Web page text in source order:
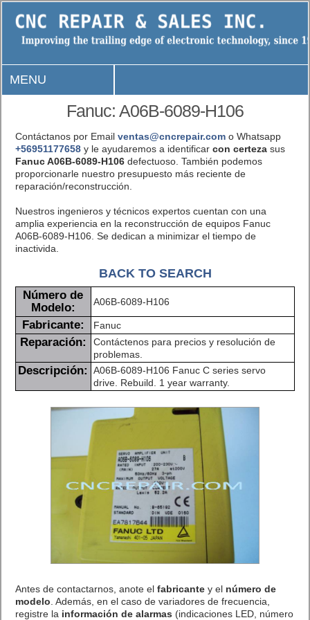
MENU
Fanuc: A06B-6089-H106
Contáctanos por Email ventas@cncrepair.como Whatsapp
+56951177658y le ayudaremos a identificar con certezasus
Fanuc A06B-6089-H106defectuoso. También podemos
proporcionarle nuestro presupuesto más reciente de
reparación/reconstrucción.
Nuestros ingenieros y técnicos expertos cuentan con una
amplia experiencia en la reconstrucción de equipos Fanuc
A06B-6089-H106. Se dedican a minimizar el tiempo de
inactivida.
BACK TO SEARCH
Número de
Modelo:
A06B-6089-H106
Fabricante: Fanuc
Reparación:
Contáctenos para precios y resolución de
problemas.
Descripción:
A06B-6089-H106 Fanuc C series servo
drive. Rebuild. 1 year warranty.
Antes de contactarnos, anote el fabricantey el número de
modelo . Además, en el caso de variadores de frecuencia,
registre la información de alarmas (indicaciones LED, número